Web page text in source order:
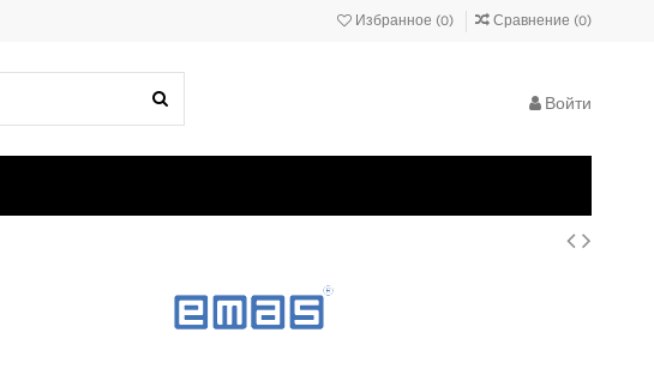
Избранное (0) Сравнение (0)
Войти